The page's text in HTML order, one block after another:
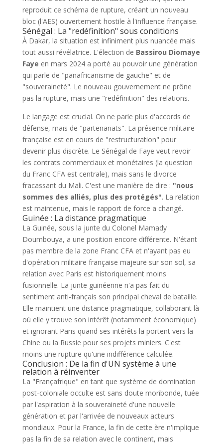
reproduit ce schéma de rupture, créant un nouveau
bloc (l'AES) ouvertement hostile à l'influence française.
Sénégal : La "redéfinition" sous conditions
À Dakar, la situation est infiniment plus nuancée mais
tout aussi révélatrice. L'élection de Bassirou Diomaye
Faye en mars 2024 a porté au pouvoir une génération
qui parle de "panafricanisme de gauche" et de
"souveraineté". Le nouveau gouvernement ne prône
pas la rupture, mais une "redéfinition" des relations.
Le langage est crucial. On ne parle plus d'accords de
défense, mais de "partenariats". La présence militaire
française est en cours de "restructuration" pour
devenir plus discrète. Le Sénégal de Faye veut revoir
les contrats commerciaux et monétaires (la question
du Franc CFA est centrale), mais sans le divorce
fracassant du Mali. C'est une manière de dire : "nous
sommes des alliés, plus des protégés". La relation
est maintenue, mais le rapport de force a changé.
Guinée : La distance pragmatique
La Guinée, sous la junte du Colonel Mamady
Doumbouya, a une position encore différente. N'étant
pas membre de la zone Franc CFA et n'ayant pas eu
d'opération militaire française majeure sur son sol, sa
relation avec Paris est historiquement moins
fusionnelle. La junte guinéenne n'a pas fait du
sentiment anti-français son principal cheval de bataille.
Elle maintient une distance pragmatique, collaborant là
où elle y trouve son intérêt (notamment économique)
et ignorant Paris quand ses intérêts la portent vers la
Chine ou la Russie pour ses projets miniers. C'est
moins une rupture qu'une indifférence calculée.
Conclusion : De la fin d'UN système à une
relation à réinventer
La "Françafrique" en tant que système de domination
post-coloniale occulte est sans doute moribonde, tuée
par l'aspiration à la souveraineté d'une nouvelle
génération et par l'arrivée de nouveaux acteurs
mondiaux. Pour la France, la fin de cette ère n'implique
pas la fin de sa relation avec le continent, mais